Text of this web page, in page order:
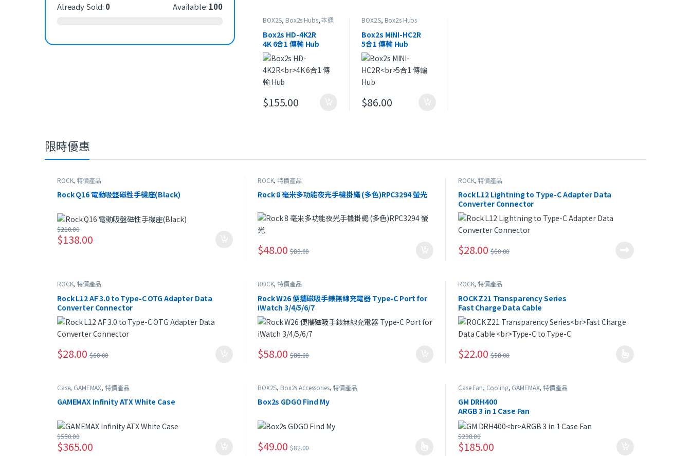
Already Sold: 0 Available:100
BOX2S, Box2s Hubs,本週
精選
Box2s HD-4K2R
4K 6合1 傳輸 Hub
$155.00
BOX2S, Box2s Hubs
Box2s MINI-HC2R
5合1 傳輸 Hub
$86.00
限時優惠
ROCK, 特價產品
Rock Q16 電動吸盤磁性手機座(Black)
$138.00
$210.00
ROCK, 特價產品
Rock 8 毫米多功能夜光手機掛繩 (多色)RPC3294 螢光
$48.00 $88.00
ROCK, 特價產品
Rock L12 Lightning to Type-C Adapter Data
Converter Connector
$28.00 $60.00
ROCK, 特價產品
Rock L12 AF 3.0 to Type-C OTG Adapter Data
Converter Connector
$28.00 $60.00
ROCK, 特價產品
Rock W26 便攜磁吸手錶無線充電器 Type-C Port for
iWatch 3/4/5/6/7
$58.00 $88.00
ROCK, 特價產品
ROCK Z21 Transparency Series
Fast Charge Data Cable
Type-C to Type-C
$22.00 $58.00
此產品有多種款式。 可在產品頁面選擇選項
Case, GAMEMAX, 特價產品
GAMEMAX Infinity ATX White Case
$365.00
$550.00
BOX2S, Box2s Accessories, 特價產品
Box2s GDGO Find My
$49.00 $82.00
此產品有多種款式。 可在產品頁面選擇選項
Case Fan, Cooling, GAMEMAX, 特價產品
GM DRH400
ARGB 3 in 1 Case Fan
$185.00
$298.00